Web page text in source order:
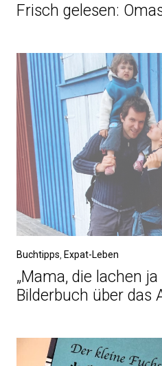
Frisch gelesen:
Buchtipps, Expat-Leben
„Mama, die lachen
Bilderbuch über das